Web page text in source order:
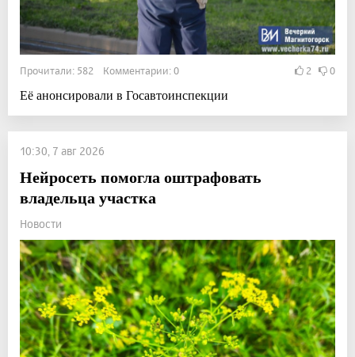
Прочитали: 582 Комментарии: 0 2 0
Её анонсировали в Госавтоинспекции
10:30, 7 авг 2026
Нейросеть помогла оштрафовать
владельца участка
Новости